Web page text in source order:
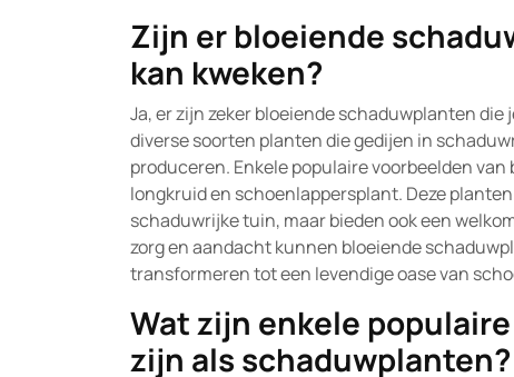
Zijn er bloeiende
kan kweken?
Ja, er zijn zeker bloeiende schaduwplanten
diverse soorten planten die gedijen in
produceren. Enkele populaire voorbeelden
longkruid en schoenlappersplant. Deze
schaduwrijke tuin, maar bieden ook een
zorg en aandacht kunnen bloeiende
transformeren tot een levendige oase van
Wat zijn enkele
zijn als schaduwplanten?